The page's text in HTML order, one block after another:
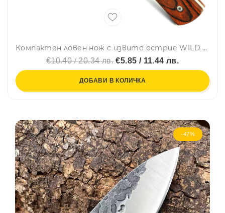
Компактен ловен нож с извито острие WILD CAT 005
€10.40 / 20.34 лв. €5.85 / 11.44 лв.
ДОБАВИ В КОЛИЧКА
-47%